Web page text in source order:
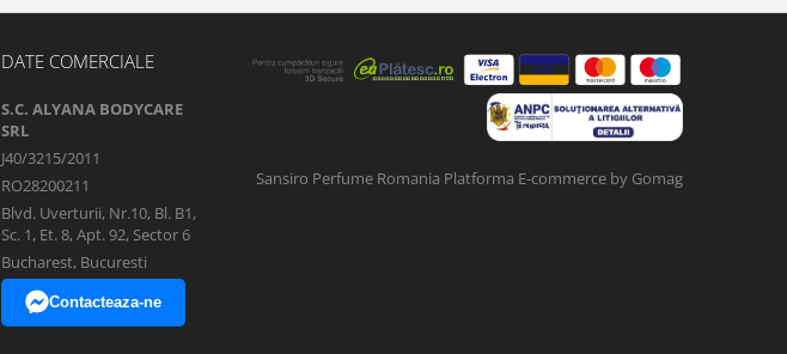
DATE COMERCIALE
S.C. ALYANA BODYCARE
SRL
J40/3215/2011
RO28200211
Blvd. Uverturii, Nr.10, Bl. B1,
Sc. 1, Et. 8, Apt. 92, Sector 6
Bucharest, Bucuresti
Contacteaza-ne
Sansiro Perfume Romania Platforma E-commerce by Gomag